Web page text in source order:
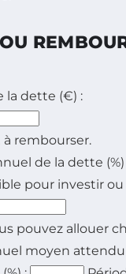
la dette (€) :
rembourser.
de la dette (%)
pour investir
pouvez allouer
moyen